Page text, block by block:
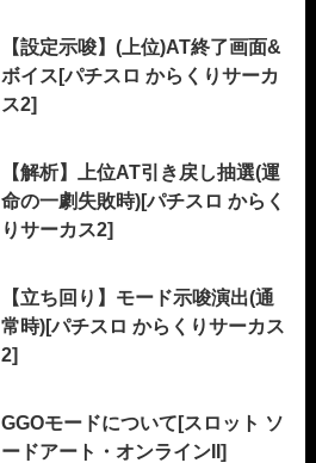
【設定示唆】(上位)AT終了画面&
ボイス[パチスロ からくりサーカ
ス2]
【解析】上位AT引き戻し抽選(運
命の一劇失敗時)[パチスロ からく
りサーカス2]
【立ち回り】モード示唆演出(通
常時)[パチスロ からくりサーカス
2]
GGOモードについて[スロット ソ
ードアート・オンラインII]